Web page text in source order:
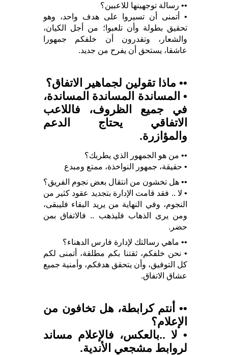
•• رسالة توجهينها للاعبين؟
• أتمنى أن تسيروا على هدف واحد، وهو
تحقيق بطولة وأن تلعبوا؛ من أجل الكيان،
والشعار، وتقدرون أن خلفكم جمهورا
عاشقا، يستحق أن يفرح من جديد.
•• ماذا تقولين لجماهير الاتفاق؟
• المساندة المساندة المساندة،
في جميع الظروف، فاللاعب
الاتفاقي يحتاج الدعم
والمؤازرة.
•• من هو الجمهور الذي يطربك؟
• حقيقة، جمهور النواخذة، ممتع ومبدع
•• هل تخشون من انتقال بعض نجوم الفريق؟
• لا .. فقد قامت الإدارة بتجديد عقود كثير من
النجوم، وفي النهاية من يريد البقاء فليبقى،
ومن يرى الذهاب فليذهب .. فالاتفاق بمن
حضر.
•• ماهي رسالتك لإدارة فارس الدهناء؟
• نحن خلفكم، ثقتنا بكم مطلقة، أتمنى لكم
كل التوفيق، وأن يتحقق هدفكم، وأمنية جميع
عشاق الاتفاق.
•• أنتم كرابطة، هل تخافون من
الإعلام؟
• لا ..بالعكس، فالإعلام مساند
لروابط مشجعي الأندية.